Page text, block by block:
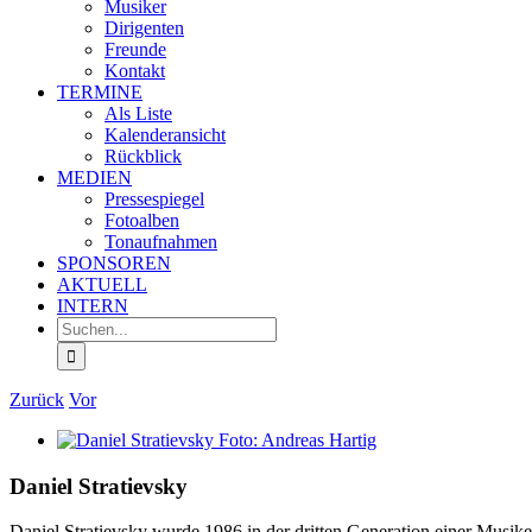
Musiker
Dirigenten
Freunde
Kontakt
TERMINE
Als Liste
Kalenderansicht
Rückblick
MEDIEN
Pressespiegel
Fotoalben
Tonaufnahmen
SPONSOREN
AKTUELL
INTERN
Suche
nach:
Zurück Vor
Zeige
Bild
Daniel Stratievsky